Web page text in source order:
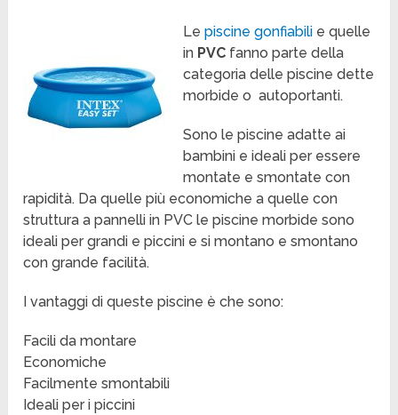
Lepiscine gonfiabili e quelle
in PVC fanno parte della
categoria delle piscine dette
morbide o autoportanti.
Sono le piscine adatte ai
bambini e ideali per essere
montate e smontate con
rapidità. Da quelle più economiche a quelle con
struttura a pannelli in PVC le piscine morbide sono
ideali per grandi e piccini e si montano e smontano
con grande facilità.
I vantaggi di queste piscine è che sono:
Facili da montare
Economiche
Facilmente smontabili
Ideali per i piccini